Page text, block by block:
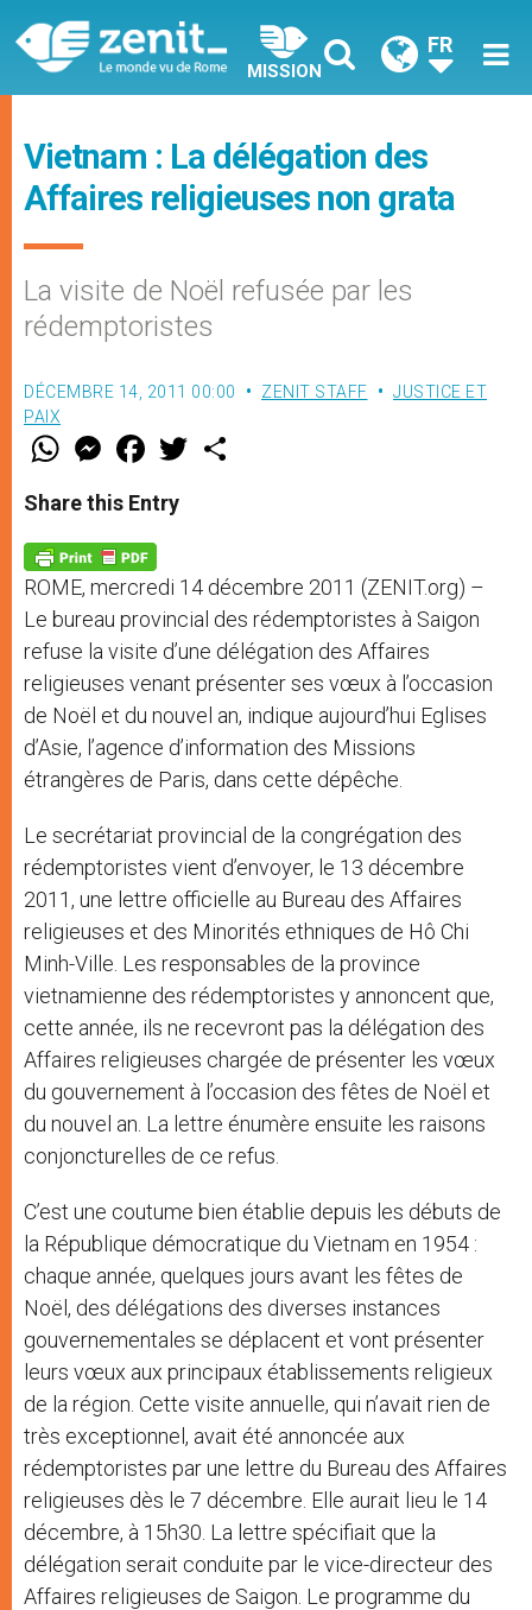
MISSION
FR
Vietnam : La délégation des
Affaires religieuses non grata
La visite de Noël refusée par les
rédemptoristes
DÉCEMBRE 14, 2011 00:00 ZENIT STAFF
JUSTICE ET
PAIX
W
t
s
p
p
M
e
s
e
g
e
r
F
a
e
b
o
k
w
Share this Entry
ROME, mercredi 14 décembre 2011 (ZENIT.org) –
Le bureau provincial des rédemptoristes à Saigon
refuse la visite d’une délégation des Affaires
religieuses venant présenter ses vœux à l’occasion
de Noël et du nouvel an, indique aujourd’hui Eglises
d’Asie, l’agence d’information des Missions
étrangères de Paris, dans cette dépêche.
Le secrétariat provincial de la congrégation des
rédemptoristes vient d’envoyer, le 13 décembre
2011, une lettre officielle au Bureau des Affaires
religieuses et des Minorités ethniques de Hô Chi
Minh-Ville. Les responsables de la province
vietnamienne des rédemptoristes y annoncent que,
cette année, ils ne recevront pas la délégation des
Affaires religieuses chargée de présenter les vœux
du gouvernement à l’occasion des fêtes de Noël et
du nouvel an. La lettre énumère ensuite les raisons
conjoncturelles de ce refus.
C’est une coutume bien établie depuis les débuts de
la République démocratique du Vietnam en 1954 :
chaque année, quelques jours avant les fêtes de
Noël, des délégations des diverses instances
gouvernementales se déplacent et vont présenter
leurs vœux aux principaux établissements religieux
de la région. Cette visite annuelle, qui n’avait rien de
très exceptionnel, avait été annoncée aux
rédemptoristes par une lettre du Bureau des Affaires
religieuses dès le 7 décembre. Elle aurait lieu le 14
décembre, à 15h30. La lettre spécifiait que la
délégation serait conduite par le vice-directeur des
Affaires religieuses de Saigon. Le programme du